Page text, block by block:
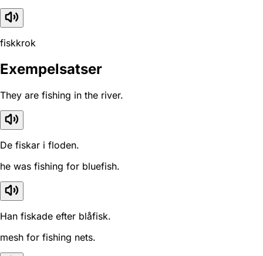
fiskkrok
Exempelsatser
They are fishing in the river.
De fiskar i floden.
he was fishing for bluefish.
Han fiskade efter blåfisk.
mesh for fishing nets.